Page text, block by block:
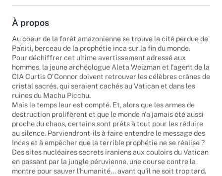
À propos
Au coeur de la forêt amazonienne se trouve la cité perdue de
Païtiti, berceau de la prophétie inca sur la fin du monde.
Pour déchiffrer cet ultime avertissement adressé aux
hommes, la jeune archéologue Aleta Weizman et l'agent de la
CIA Curtis O'Connor doivent retrouver les célèbres crânes de
cristal sacrés, qui seraient cachés au Vatican et dans les
ruines du Machu Picchu.
Mais le temps leur est compté. Et, alors que les armes de
destruction prolifèrent et que le monde n'a jamais été aussi
proche du chaos, certains sont prêts à tout pour les réduire
au silence. Parviendront-ils à faire entendre le message des
Incas et à empêcher que la terrible prophétie ne se réalise ?
Des sites nucléaires secrets iraniens aux couloirs du Vatican
en passant par la jungle péruvienne, une course contre la
montre pour sauver l'humanité... avant qu'il ne soit trop tard.